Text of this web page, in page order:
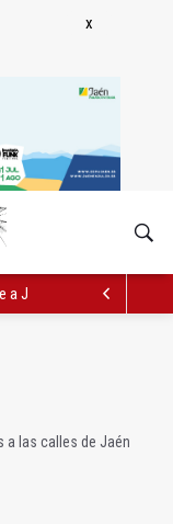
a Jaén al filósofo Omar
a las calles de Jaén